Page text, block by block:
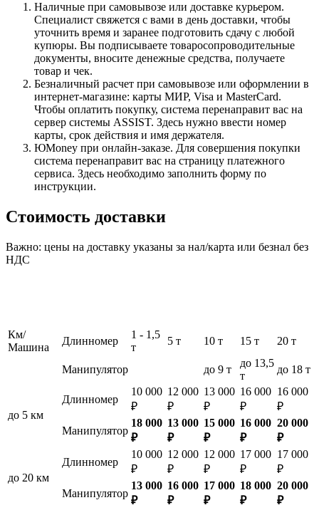
Наличные при самовывозе или доставке курьером.
Специалист свяжется с вами в день доставки, чтобы
уточнить время и заранее подготовить сдачу с любой
купюры. Вы подписываете товаросопроводительные
документы, вносите денежные средства, получаете
товар и чек.
Безналичный расчет при самовывозе или оформлении в
интернет-магазине: карты МИР, Visa и MasterCard.
Чтобы оплатить покупку, система перенаправит вас на
сервер системы ASSIST. Здесь нужно ввести номер
карты, срок действия и имя держателя.
ЮMoney при онлайн-заказе. Для совершения покупки
система перенаправит вас на страницу платежного
сервиса. Здесь необходимо заполнить форму по
инструкции.
Стоимость доставки
Важно: цены на доставку указаны за нал/карта или безнал без
НДС
Км/
Машина
Длинномер
1 - 1,5
т
5 т 10 т 15 т 20 т
Манипулятор до 9 т
до 13,5
т
до 18 т
до 5 км
Длинномер
10 000
₽
12 000
₽
13 000
₽
16 000
₽
16 000
₽
Манипулятор
18 000
₽
13 000
₽
15 000
₽
16 000
₽
20 000
₽
до 20 км
Длинномер
10 000
₽
12 000
₽
12 000
₽
17 000
₽
17 000
₽
Манипулятор
13 000
₽
16 000
₽
17 000
₽
18 000
₽
20 000
₽